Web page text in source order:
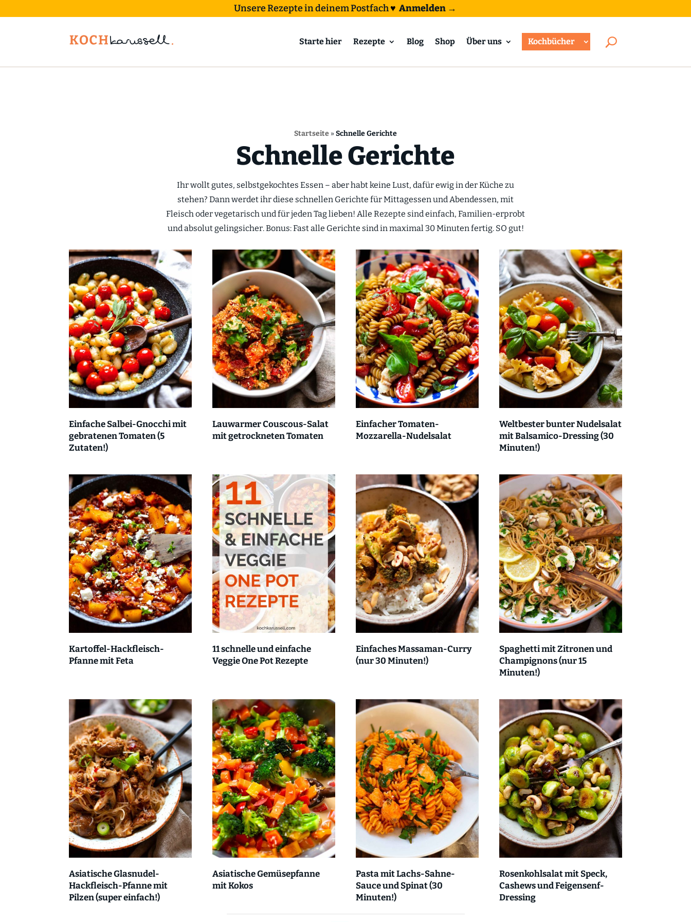
Unsere Rezepte in deinem Postfach♥ Anmelden →
Starte hier Rezepte Blog Shop Über uns Kochbücher
Startseite »Schnelle Gerichte
Schnelle Gerichte
Ihr wollt gutes, selbstgekochtes Essen – aber habt keine Lust, dafür ewig in der Küche zu
stehen? Dann werdet ihr diese schnellen Gerichte für Mittagessen und Abendessen, mit
Fleisch oder vegetarisch und für jeden Tag lieben! Alle Rezepte sind einfach, Familien-erprobt
und absolut gelingsicher. Bonus: Fast alle Gerichte sind in maximal 30 Minuten fertig. SO gut!
Einfache Salbei-Gnocchi mit
gebratenen Tomaten (5
Zutaten!)
Lauwarmer Couscous-Salat
mit getrockneten Tomaten
Einfacher Tomaten-
Mozzarella-Nudelsalat
Weltbester bunter Nudelsalat
mit Balsamico-Dressing (30
Minuten!)
Kartoffel-Hackfleisch-
Pfanne mit Feta
11 schnelle und einfache
Veggie One Pot Rezepte
Einfaches Massaman-Curry
(nur 30 Minuten!)
Spaghetti mit Zitronen und
Champignons (nur 15
Minuten!)
Asiatische Glasnudel-
Hackfleisch-Pfanne mit
Pilzen (super einfach!)
Asiatische Gemüsepfanne
mit Kokos
Pasta mit Lachs-Sahne-
Sauce und Spinat (30
Minuten!)
Rosenkohlsalat mit Speck,
Cashews und Feigensenf-
Dressing